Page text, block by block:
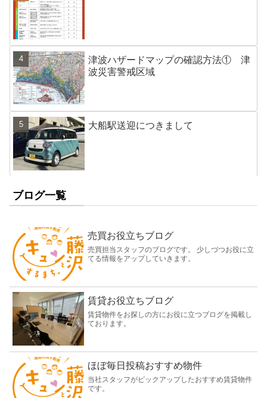
津波ハザードマップの確認方法① 津
波災害警戒区域
大船駅送迎につきまして
ブログ一覧
売買お役立ちブログ
売買担当スタッフのブログです。 少しづつお役に立
てる情報をアップしていきます。
賃貸お役立ちブログ
賃貸物件をお探しの方にお役に立つブログを掲載し
ております。
ほぼ毎日投稿おすすめ物件
当社スタッフがピックアップしたおすすめ賃貸物件
です。